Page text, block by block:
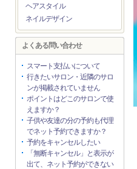
ヘアスタイル
ネイルデザイン
よくある問い合わせ
スマート支払いについて
行きたいサロン・近隣のサロ
ンが掲載されていません
ポイントはどこのサロンで使
えますか？
子供や友達の分の予約も代理
でネット予約できますか？
予約をキャンセルしたい
「無断キャンセル」と表示が
出て、ネット予約ができない